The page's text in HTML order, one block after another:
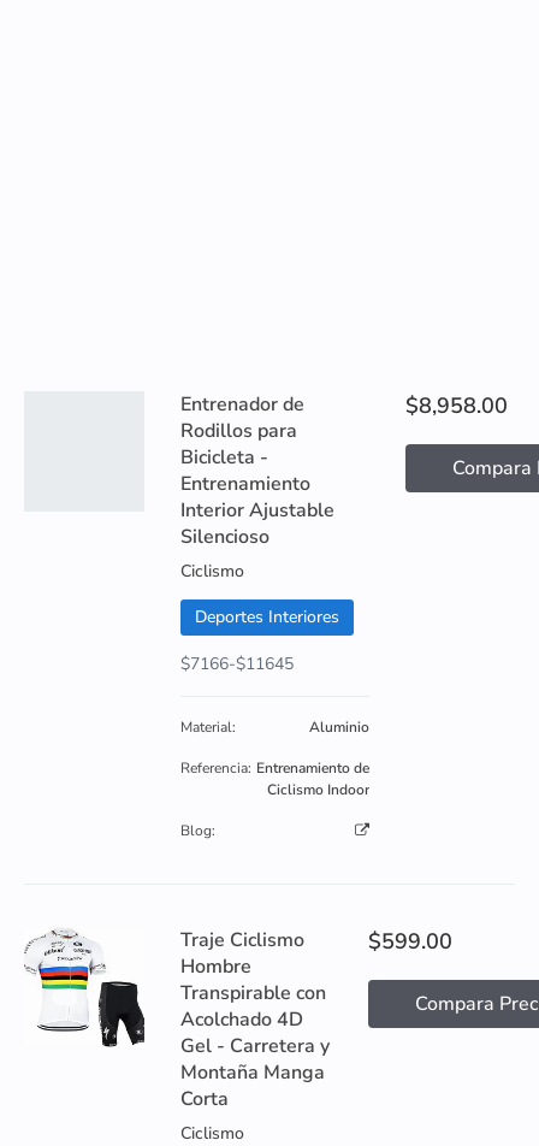
Entrenador de
Rodillos para
Bicicleta -
Entrenamiento
Interior Ajustable
Silencioso
Ciclismo
Deportes Interiores
$7166-$11645
Material: Aluminio
Referencia: Entrenamiento de
Ciclismo Indoor
Blog:
$8,958.00
Compara
Traje Ciclismo
Hombre
Transpirable con
Acolchado 4D
Gel - Carretera y
Montaña Manga
Corta
Ciclismo
$599.00
Compara